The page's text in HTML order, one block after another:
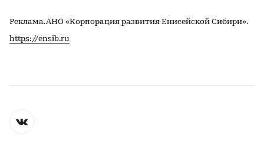
Реклама. АНО «Корпорация развития Енисейской Сибири».
https://ensib.ru